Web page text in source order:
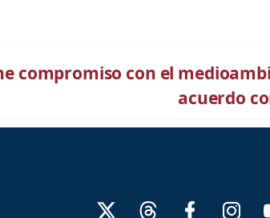
compromiso con el
acuerdo